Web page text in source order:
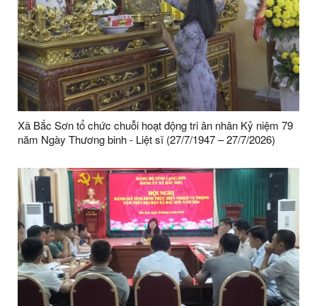
Xã Bắc Sơn tổ chức chuỗi hoạt động tri ân nhân Kỷ niệm 79
năm Ngày Thương binh - Liệt sĩ (27/7/1947 – 27/7/2026)